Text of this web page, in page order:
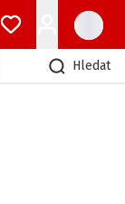
Hledat